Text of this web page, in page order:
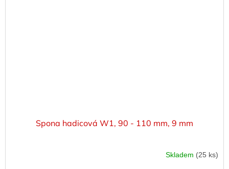
Spona hadicová W1, 90 - 110 mm, 9 mm
Skladem (25 ks)